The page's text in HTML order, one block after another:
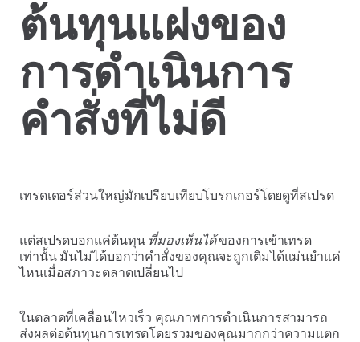
ต้นทุนแฝงของ
การดำเนินการ
คำสั่งที่ไม่ดี
เทรดเดอร์ส่วนใหญ่มักเปรียบเทียบโบรกเกอร์โดยดูที่สเปรด
แต่สเปรดบอกแค่ต้นทุน ที่มองเห็นได้ของการเข้าเทรด
เท่านั้น มันไม่ได้บอกว่าคำสั่งของคุณจะถูกเติมได้แม่นยำแค่
ไหนเมื่อสภาวะตลาดเปลี่ยนไป
ในตลาดที่เคลื่อนไหวเร็ว คุณภาพการดำเนินการสามารถ
ส่งผลต่อต้นทุนการเทรดโดยรวมของคุณมากกว่าความแตก